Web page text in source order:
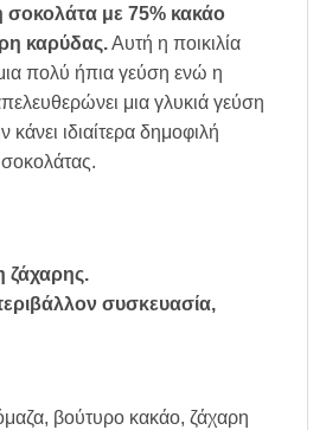
σοκολάτα με 75% κακάο
καρύδας.Αυτή η ποικιλία
πολύ ήπια γεύση ενώ η
μια γλυκιά γεύση
ιδιαίτερα δημοφιλή
σοκολάτας.
ζάχαρης.
συσκευασία,
βούτυρο κακάο, ζάχαρη